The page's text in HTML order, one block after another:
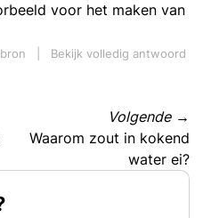
voor het maken van
Bekijk volledig antwoord
Volgende→
Waarom zout in kokend
water ei?